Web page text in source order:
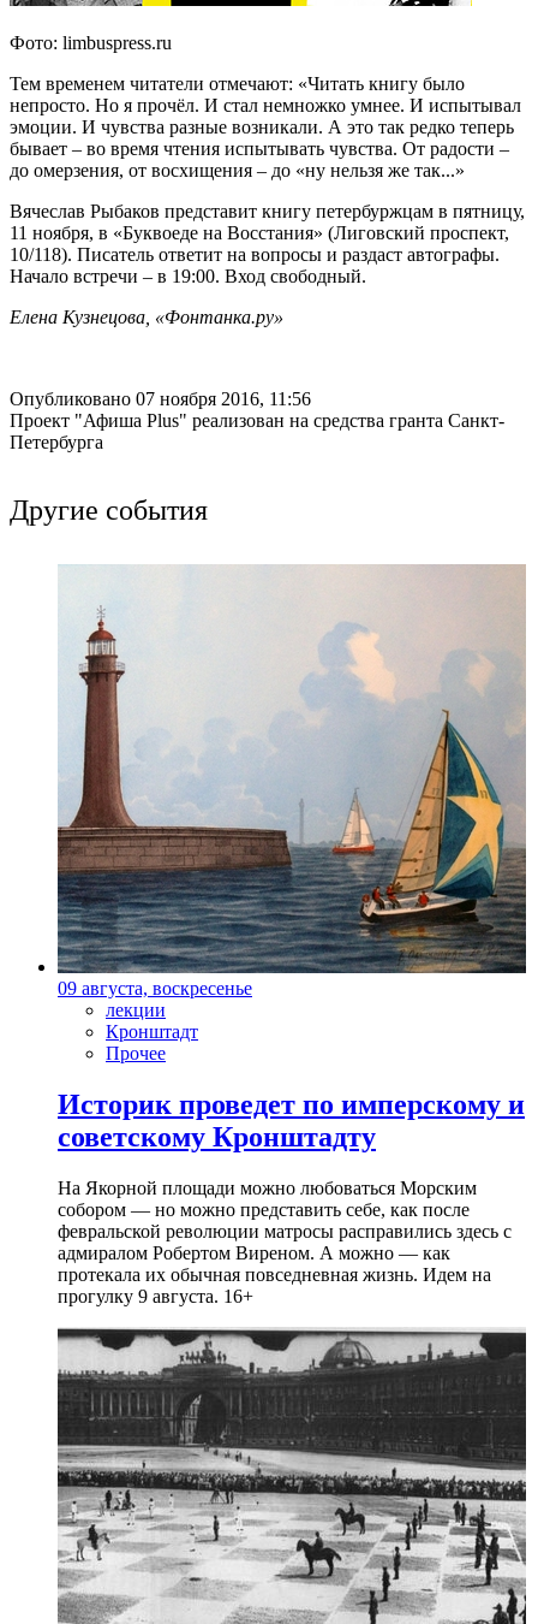
Фото: limbuspress.ru
Тем временем читатели отмечают: «Читать книгу было
непросто. Но я прочёл. И стал немножко умнее. И испытывал
эмоции. И чувства разные возникали. А это так редко теперь
бывает – во время чтения испытывать чувства. От радости –
до омерзения, от восхищения – до «ну нельзя же так...»
Вячеслав Рыбаков представит книгу петербуржцам в пятницу,
11 ноября, в «Буквоеде на Восстания» (Лиговский проспект,
10/118). Писатель ответит на вопросы и раздаст автографы.
Начало встречи – в 19:00. Вход свободный.
Елена Кузнецова, «Фонтанка.ру»
Опубликовано 07 ноября 2016, 11:56
Проект "Афиша Plus" реализован на средства гранта Санкт-
Петербурга
Другие события
09 августа, воскресенье
лекции
Кронштадт
Прочее
Историк проведет по имперскому и
советскому Кронштадту
На Якорной площади можно любоваться Морским
собором — но можно представить себе, как после
февральской революции матросы расправились здесь с
адмиралом Робертом Виреном. А можно — как
протекала их обычная повседневная жизнь. Идем на
прогулку 9 августа. 16+